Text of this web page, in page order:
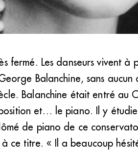
fermé. Les danseurs vivent à
Balanchine, sans aucun
Balanchine était entré au
et… le piano. Il y
de piano de ce
à ce titre. « Il a beaucoup